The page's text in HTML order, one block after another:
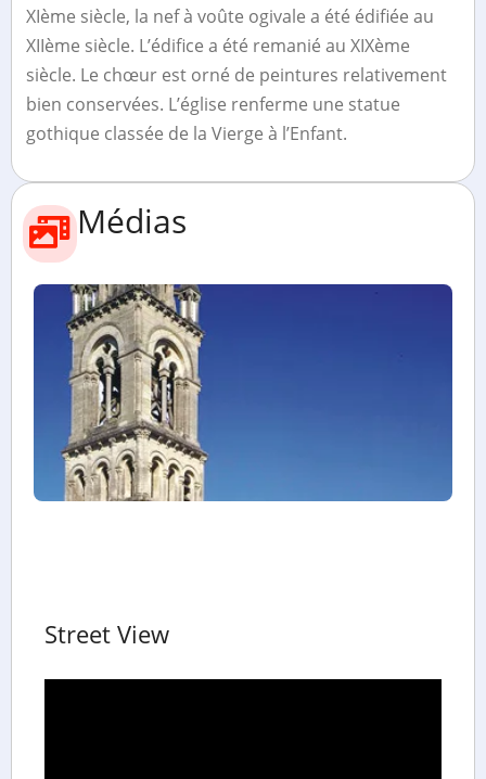
XIème siècle, la nef à voûte ogivale a été édifiée au
XIIème siècle. L’édifice a été remanié au XIXème
siècle. Le chœur est orné de peintures relativement
bien conservées. L’église renferme une statue
gothique classée de la Vierge à l’Enfant.
Médias
Street View